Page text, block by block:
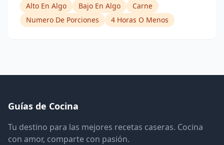
Alto En Algo
Bajo En Algo
Carne
Numero De Porciones
4 Horas O Menos
Guías de Cocina
Tu destino para las mejores recetas caseras. Cocina
con amor, comparte con pasión.